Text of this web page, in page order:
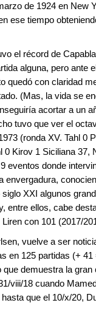
de 1924 en New
ese tiempo
el récord de
alguna, pero ante
quedó con claridad
(Mas, la vida se
acortar a un
tuvo que ver el
(ronda XV. Tahl 0
0 Kirov 1 Siciliana 37,
eventos donde
XXI algunos
entre ellos, cabe
con 101 (2017/
vuelve a ser
en 125 partidas (+
demuestra la
viii/18 cuando
que el 10/x/20,